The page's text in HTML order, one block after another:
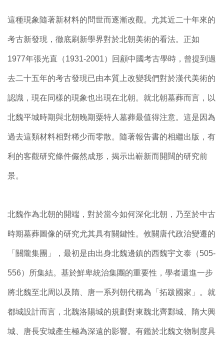
這種現象隨著新材料的問世而逐漸改觀。尤其近二十年來的
考古新發現，徹底刷新學界對於北朝美術的看法。正如
1977年張光直（1931-2001）回顧中國考古學時，曾提到過
去二十五年的考古發現已由本質上改變我們對於漢代美術的
認識，現在同樣的現象也出現在北朝。就北朝墓葬而言，以
北魏平城時期與北朝晚期粟特人墓葬最值得注意。這是因為
過去這類材料相對稀少而零散。隨著報告書的相繼出版，有
利的客觀研究條件儼然成形，揭示出嶄新而開闊的研究前
景。
北魏作為北朝的開端，對於當今如何深化北朝，乃至於中古
時期墓葬圖像的研究尤其具有關鍵性。攸關唐代政治變遷的
「關隴集團」，最初是由出身北魏邊鎮的西魏宇文泰（505-
556）所集結。基於鮮卑統治集團的重要性，學者還進一步
將北魏至北周以及隋、唐一系列朝代稱為「拓跋國家」。就
都城設計而言，北魏洛陽城的規劃對東魏北齊鄴城、隋大興
城、唐長安城產生極為深遠的影響。有鑑於北魏文物制度具